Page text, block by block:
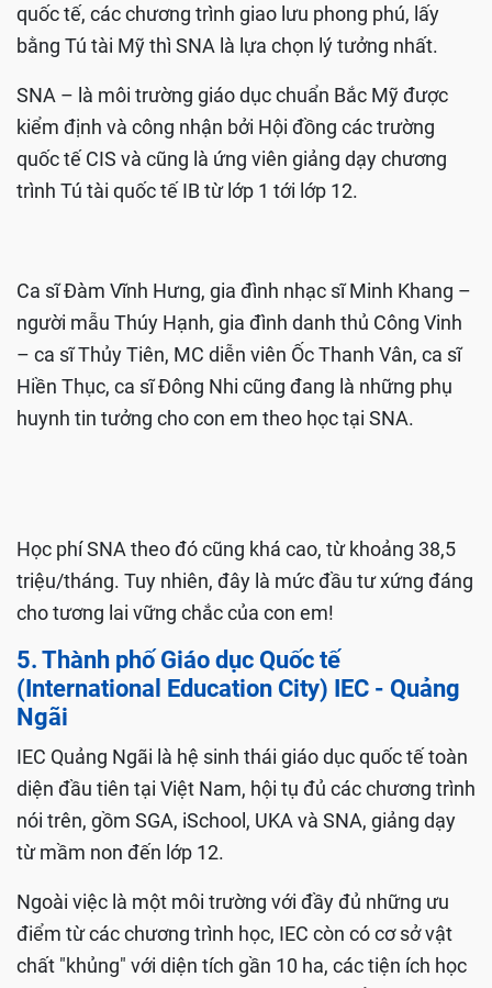
quốc tế, các chương trình giao lưu phong phú, lấy
bằng Tú tài Mỹ thì SNA là lựa chọn lý tưởng nhất.
SNA – là môi trường giáo dục chuẩn Bắc Mỹ được
kiểm định và công nhận bởi Hội đồng các trường
quốc tế CIS và cũng là ứng viên giảng dạy chương
trình Tú tài quốc tế IB từ lớp 1 tới lớp 12.
Ca sĩ Đàm Vĩnh Hưng, gia đình nhạc sĩ Minh Khang –
người mẫu Thúy Hạnh, gia đình danh thủ Công Vinh
– ca sĩ Thủy Tiên, MC diễn viên Ốc Thanh Vân, ca sĩ
Hiền Thục, ca sĩ Đông Nhi cũng đang là những phụ
huynh tin tưởng cho con em theo học tại SNA.
Học phí SNA theo đó cũng khá cao, từ khoảng 38,5
triệu/tháng. Tuy nhiên, đây là mức đầu tư xứng đáng
cho tương lai vững chắc của con em!
5. Thành phố Giáo dục Quốc tế
(International Education City) IEC - Quảng
Ngãi
IEC Quảng Ngãi là hệ sinh thái giáo dục quốc tế toàn
diện đầu tiên tại Việt Nam, hội tụ đủ các chương trình
nói trên, gồm SGA, iSchool, UKA và SNA, giảng dạy
từ mầm non đến lớp 12.
Ngoài việc là một môi trường với đầy đủ những ưu
điểm từ các chương trình học, IEC còn có cơ sở vật
chất "khủng" với diện tích gần 10 ha, các tiện ích học